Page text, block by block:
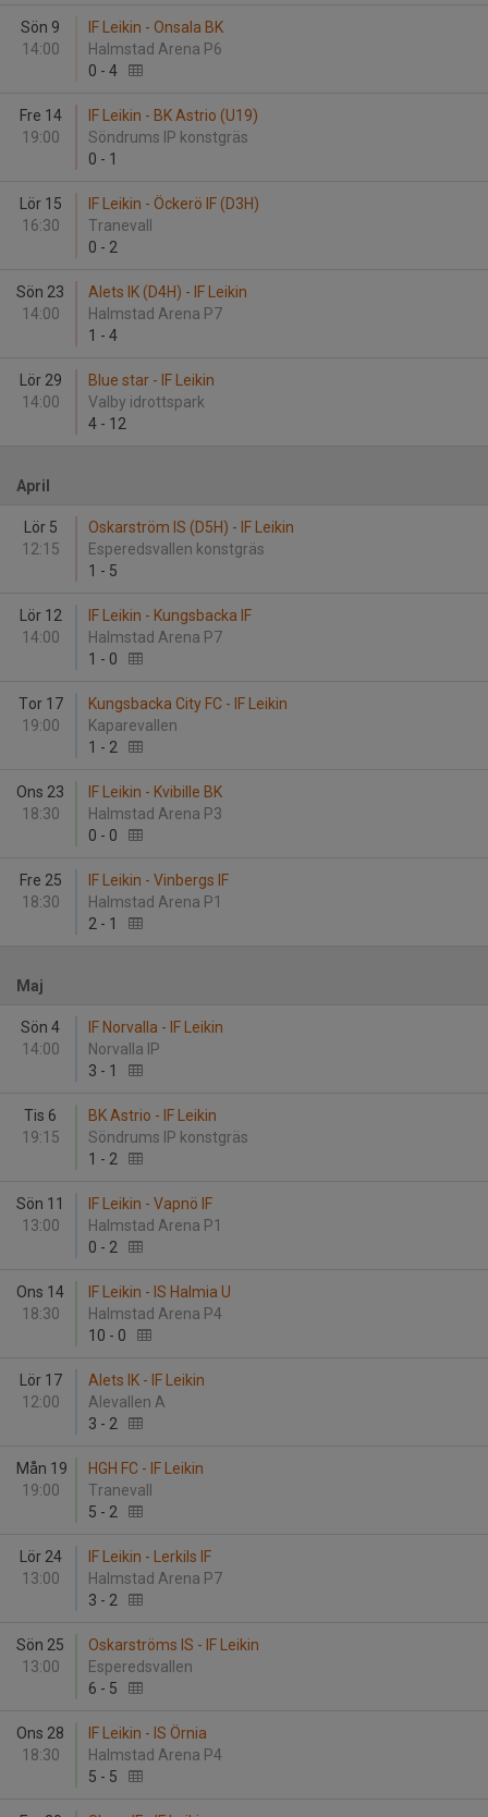
Sön 9
14:00
IF Leikin - Onsala BK
Halmstad Arena P6
0 - 4
Fre 14
19:00
IF Leikin - BK Astrio (U19)
Söndrums IP konstgräs
0 - 1
Lör 15
16:30
IF Leikin - Öckerö IF (D3H)
Tranevall
0 - 2
Sön 23
14:00
Alets IK (D4H) - IF Leikin
Halmstad Arena P7
1 - 4
Lör 29
14:00
Blue star - IF Leikin
Valby idrottspark
4 - 12
April
Lör 5
12:15
Oskarström IS (D5H) - IF Leikin
Esperedsvallen konstgräs
1 - 5
Lör 12
14:00
IF Leikin - Kungsbacka IF
Halmstad Arena P7
1 - 0
Tor 17
19:00
Kungsbacka City FC - IF Leikin
Kaparevallen
1 - 2
Ons 23
18:30
IF Leikin - Kvibille BK
Halmstad Arena P3
0 - 0
Fre 25
18:30
IF Leikin - Vinbergs IF
Halmstad Arena P1
2 - 1
Maj
Sön 4
14:00
IF Norvalla - IF Leikin
Norvalla IP
3 - 1
Tis 6
19:15
BK Astrio - IF Leikin
Söndrums IP konstgräs
1 - 2
Sön 11
13:00
IF Leikin - Vapnö IF
Halmstad Arena P1
0 - 2
Ons 14
18:30
IF Leikin - IS Halmia U
Halmstad Arena P4
10 - 0
Lör 17
12:00
Alets IK - IF Leikin
Alevallen A
3 - 2
Mån 19
19:00
HGH FC - IF Leikin
Tranevall
5 - 2
Lör 24
13:00
IF Leikin - Lerkils IF
Halmstad Arena P7
3 - 2
Sön 25
13:00
Oskarströms IS - IF Leikin
Esperedsvallen
6 - 5
Ons 28
18:30
IF Leikin - IS Örnia
Halmstad Arena P4
5 - 5